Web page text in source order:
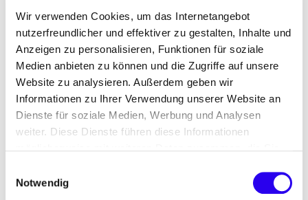
Wir verwenden Cookies, um das Internetangebot
nutzerfreundlicher und effektiver zu gestalten, Inhalte und
Anzeigen zu personalisieren, Funktionen für soziale
Medien anbieten zu können und die Zugriffe auf unsere
Website zu analysieren. Außerdem geben wir
Informationen zu Ihrer Verwendung unserer Website an
Dienste für soziale Medien, Werbung und Analysen
weiter. Diese Dienste führen diese Informationen
Nutzung der Dienste gesammelt haben.
Notwendig
deren jährliche Energiekosten pro Einzelgebäude
oder Gebäudepool mindestens 150.000 Euro
betragen. Bei erfolgreicher Bewerbung stellt die
dena den Teilnehmenden kostenfrei ESC-
Beratende zur Seite, die sie während des
gesamten ESC-Umsetzungsprozesses begleiten.
Außerdem profitieren die Modellprojekte von der
Öffentlichkeitsarbeit der dena und sind in ein
regelmäßigem fachlichem Austausch eingebunden.